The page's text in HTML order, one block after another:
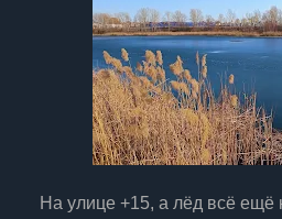
На улице +15, а лёд всё ещё